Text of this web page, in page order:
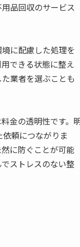
品回収のサービス
に配慮した処理を
できる状態に整え
業者を選ぶことも
金の透明性です。
頼につながりま
に防ぐことが可能
ストレスのない整